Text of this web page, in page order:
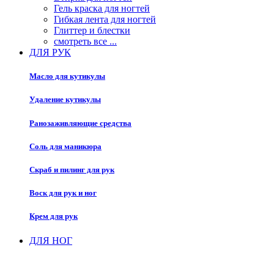
Гель краска для ногтей
Гибкая лента для ногтей
Глиттер и блестки
смотреть все ...
ДЛЯ РУК
Масло для кутикулы
Удаление кутикулы
Ранозаживляющие средства
Соль для маникюра
Скраб и пилинг для рук
Воск для рук и ног
Крем для рук
ДЛЯ НОГ